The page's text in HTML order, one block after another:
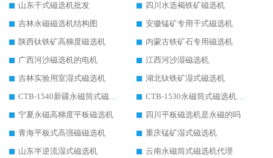
山东干式磁选机批发
四川水选褐铁矿磁选机
吉林永磁磁选机结构图
安徽锰矿专用干式磁选机
陕西钛铁矿高梯度磁选机
内蒙古铁矿石专用磁选机
广西河沙磁选机的电机
江西河沙湿磁选机
吉林实验用室湿式磁选机
湖北钛铁矿湿式磁选机
CTB-1540新疆永磁筒式磁选机
CTB-1530永磁筒式磁选机代理商
宁夏永磁高梯度平板磁选机
四川平板磁选机是永磁的吗
青海平板式高强磁磁选机
重庆锰矿湿式磁选机
山东半逆流湿式磁选机
云南永磁筒式磁选机代理